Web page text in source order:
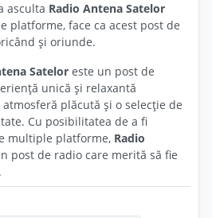
asculta Radio Antena Satelor
platforme, face ca acest post de
și oriunde.
Satelor este un post de
unică și relaxantă
plăcută și o selecție de
Cu posibilitatea de a fi
multiple platforme, Radio
post de radio care merită să fie